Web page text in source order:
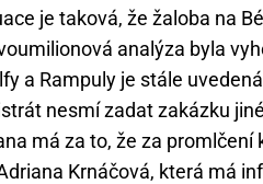
je taková, že žaloba na
analýza byla
a Rampuly je stále
nesmí zadat zakázku
má za to, že za
Krnáčová, která má